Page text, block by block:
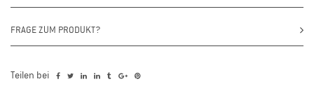
FRAGE ZUM PRODUKT?
Teilen bei